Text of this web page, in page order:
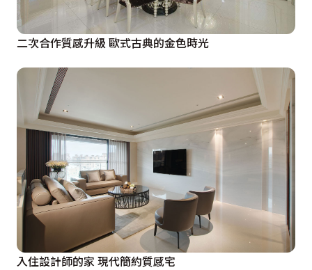
二次合作質感升級 歐式古典的金色時光
入住設計師的家 現代簡約質感宅